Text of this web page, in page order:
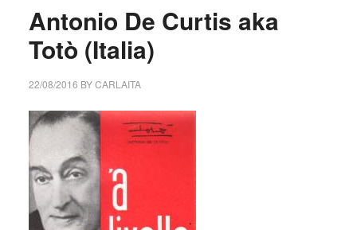
Antonio De Curtis aka
Totò (Italia)
22/08/2016 BYCARLAITA